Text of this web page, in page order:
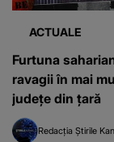
ACTUALE
Furtuna
ravagii în mai
județe din țară
Redacția Știrile